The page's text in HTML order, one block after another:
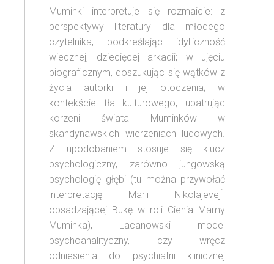
Muminki interpretuje się rozmaicie: z
perspektywy literatury dla młodego
czytelnika, podkreślając idylliczność
wiecznej, dziecięcej arkadii; w ujęciu
biograficznym, doszukując się wątków z
życia autorki i jej otoczenia; w
kontekście tła kulturowego, upatrując
korzeni świata Muminków w
skandynawskich wierzeniach ludowych.
Z upodobaniem stosuje się klucz
psychologiczny, zarówno jungowską
psychologię głębi (tu można przywołać
interpretację Marii Nikolajevej1
obsadzającej Bukę w roli Cienia Mamy
Muminka), Lacanowski model
psychoanalityczny, czy wręcz
odniesienia do psychiatrii klinicznej